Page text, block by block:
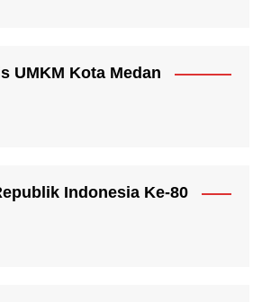
UMKM Kota Medan
Indonesia Ke-80